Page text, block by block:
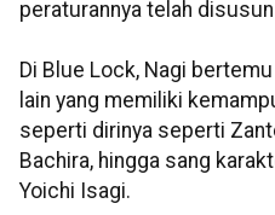
peraturannya telah
Di Blue Lock, Nagi
lain yang memiliki
seperti dirinya seperti
Bachira, hingga sang
Yoichi Isagi.